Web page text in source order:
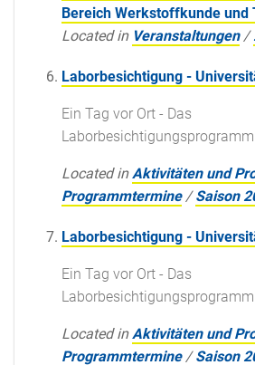
Bereich Werkstoffkunde und
Located in Veranstaltungen /
Laborbesichtigung -
Ein Tag vor Ort - Das
Laborbesichtigungsprogramm
Located in Aktivitäten und
Programmtermine /Saison
Laborbesichtigung -
Ein Tag vor Ort - Das
Laborbesichtigungsprogramm
Located in Aktivitäten und
Programmtermine /Saison